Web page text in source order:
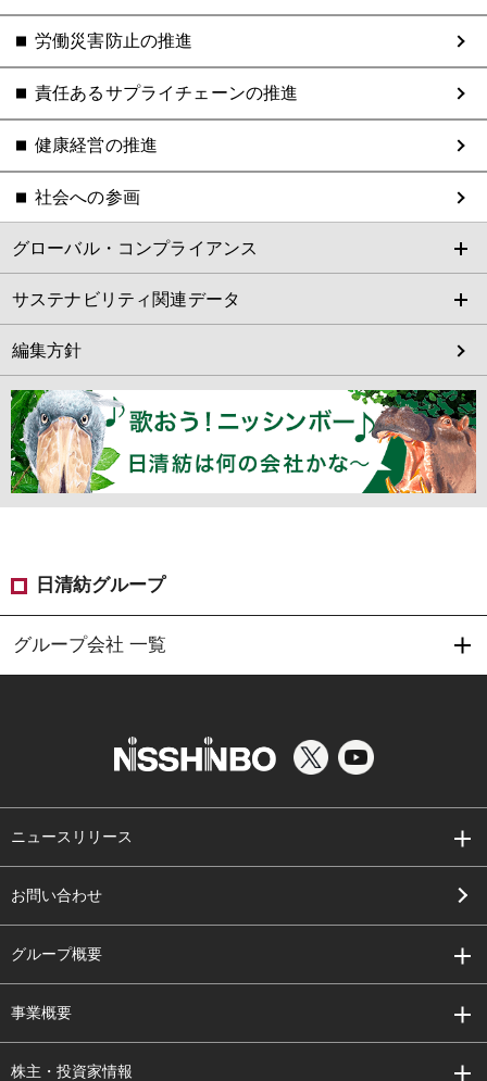
労働災害防止の推進
責任あるサプライチェーンの推進
健康経営の推進
社会への参画
グローバル・コンプライアンス
サステナビリティ関連データ
編集方針
日清紡グループ
グループ会社 一覧
ニュースリリース
お問い合わせ
グループ概要
事業概要
株主・投資家情報